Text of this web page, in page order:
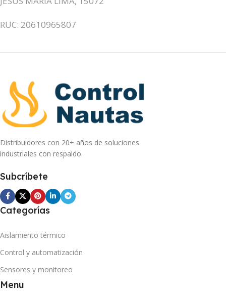
RUC: 20610965807
Distribuidores con 20+ años de soluciones
industriales con respaldo.
Subcríbete
Categorías
Aislamiento térmico
Control y automatización
Sensores y monitoreo
Menu